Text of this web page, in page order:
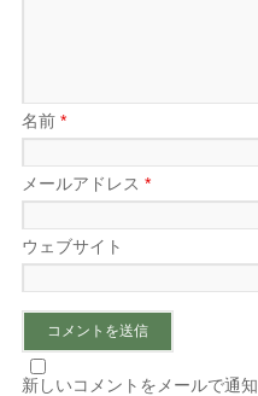
名前*
メールアドレス*
ウェブサイト
新しいコメントをメールで通知